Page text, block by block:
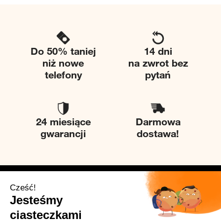
Do 50% taniej
niż nowe
telefony
14 dni
na zwrot bez
pytań
24 miesiące
gwarancji
Darmowa
dostawa!
O nas
Zrównoważony Rozwój
Proces odnawiania
Dipli
Centrum Pomocy Twice
Jakie mamy klasy urządzeń?